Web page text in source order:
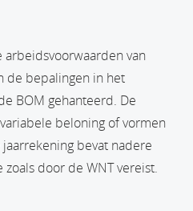
arbeidsvoorwaarden van
de bepalingen in het
BOM gehanteerd. De
beloning of vormen
bevat nadere
door de WNT vereist.